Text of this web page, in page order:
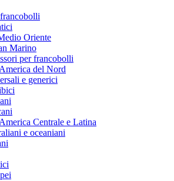
Oriente
Marino
per francobolli
del Nord
e generici
Centrale e Latina
e oceaniani